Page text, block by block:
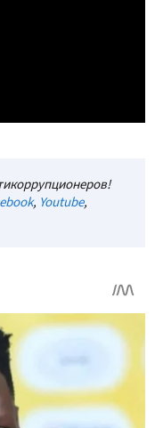
, Youtube,